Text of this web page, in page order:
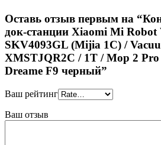
Оставь отзыв первым на
док-станции Xiaomi Mi Robot
SKV4093GL (Mijia 1C) /
XMSTJQR2C / 1T / Mop 2
Dreame F9 черный”
Ваш рейтинг
Ваш отзыв